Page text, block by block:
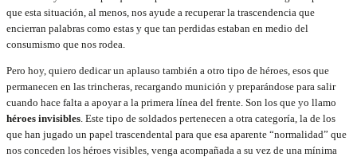
que esta situación, al menos, nos ayude a recuperar la trascendencia que
encierran palabras como estas y que tan perdidas estaban en medio del
consumismo que nos rodea.
Pero hoy, quiero dedicar un aplauso también a otro tipo de héroes, esos que
permanecen en las trincheras, recargando munición y preparándose para salir
cuando hace falta a apoyar a la primera línea del frente. Son los que yo llamo
héroes invisibles . Este tipo de soldados pertenecen a otra categoría, la de los
que han jugado un papel trascendental para que esa aparente “normalidad” que
nos conceden los héroes visibles, venga acompañada a su vez de una mínima